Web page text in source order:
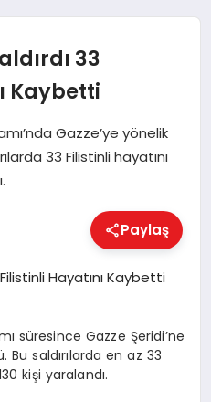
33
Kaybetti
Gazze’ye yönelik
33 Filistinli hayatını
Paylaş
süresince Gazze Şeridi’ne
Bu saldırılarda en az 33
kişi yaralandı.